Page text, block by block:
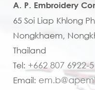
A. P. Embroidery
65 Soi Liap Khlong
Nongkhaem,
Thailand
Tel: +662 807 6922-5
Email: